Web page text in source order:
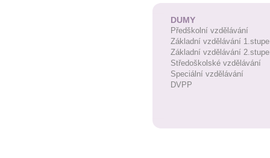
DUMY
Předškolní vzdělávání
Základní vzdělávání
Základní vzdělávání
Středoškolské vzdělávání
Speciální vzdělávání
DVPP